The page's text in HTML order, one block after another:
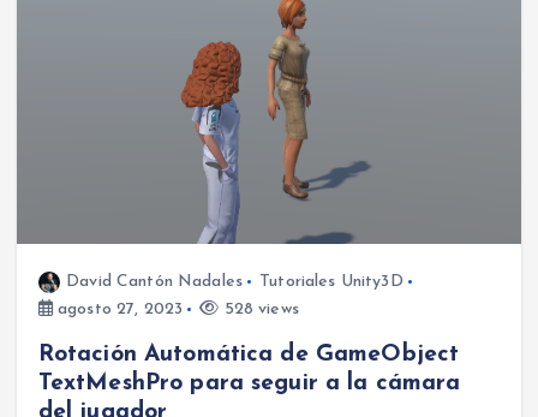
David Cantón Nadales
Tutoriales Unity3D
agosto 27, 2023
528 views
Rotación Automática de GameObject
TextMeshPro para seguir a la cámara
del jugador